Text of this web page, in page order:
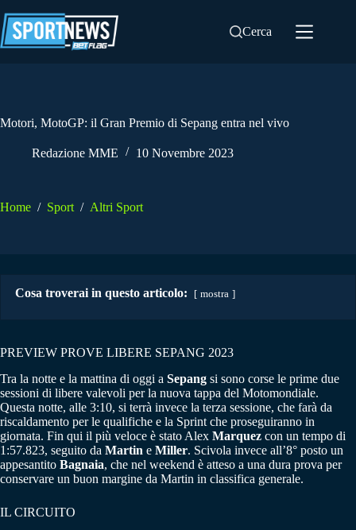
al
contenuto
Cerca
Motori, MotoGP: il Gran Premio di Sepang entra nel vivo
Redazione MME 10 Novembre 2023
Home / Sport / Altri Sport
Cosa troverai in questo articolo: mostra
PREVIEW PROVE LIBERE SEPANG 2023
Tra la notte e la mattina di oggi a Sepang si sono corse le prime due
sessioni di libere valevoli per la nuova tappa del Motomondiale.
Questa notte, alle 3:10, si terrà invece la terza sessione, che farà da
riscaldamento per le qualifiche e la Sprint che proseguiranno in
giornata. Fin qui il più veloce è stato Alex Marquez con un tempo di
1:57.823, seguito da Martin e Miller. Scivola invece all’8° posto un
appesantito Bagnaia, che nel weekend è atteso a una dura prova per
conservare un buon margine da Martin in classifica generale.
IL CIRCUITO